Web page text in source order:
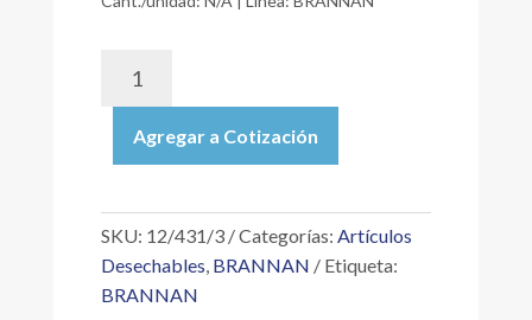
DIGITAL
DE
RÁPIDO
MÍNIMO
C&F
Agregar a Cotización
SKU: 12/431/3 Categorías: Artículos
Desechables, BRANNAN
Etiqueta:
BRANNAN